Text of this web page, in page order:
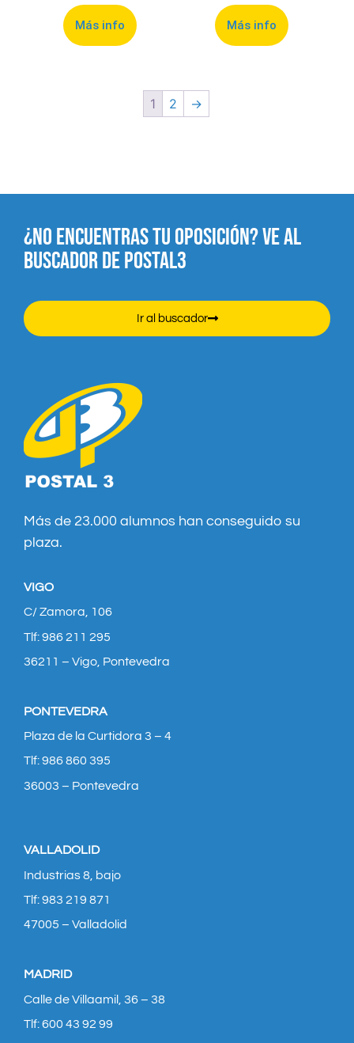
Más info Más info
1 2 →
¿NO ENCUENTRAS TU OPOSICIÓN? VE AL
BUSCADOR DE POSTAL3
Ir al buscador
Más de 23.000 alumnos han conseguido su
plaza.
VIGO
C/ Zamora, 106
Tlf: 986 211 295
36211 – Vigo, Pontevedra
PONTEVEDRA
Plaza de la Curtidora 3 – 4
Tlf: 986 860 395
36003 – Pontevedra
VALLADOLID
Industrias 8, bajo
Tlf: 983 219 871
47005 – Valladolid
MADRID
Calle de Villaamil, 36 – 38
Tlf: 600 43 92 99